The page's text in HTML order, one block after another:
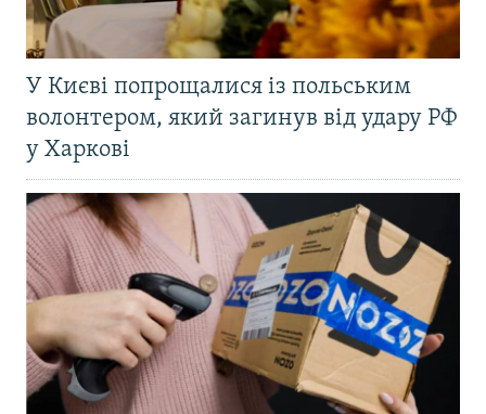
У Києві попрощалися із польським
волонтером, який загинув від удару РФ
у Харкові